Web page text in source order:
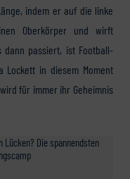
Lücken? Die spannendsten
indem er auf die linke
Oberkörper und wirft
dann passiert, ist Football-
Lockett in diesem Moment
für immer ihr Geheimnis